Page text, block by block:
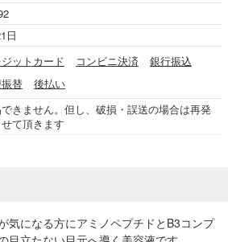
日
ットカード コンビニ決済
銀行振込
替
後払い
きません。但し、破損・誤送の場合は再発
て頂きます
気になる方にアミノペプチドとB3コンプ